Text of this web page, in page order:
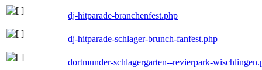
dj-hitparade-branchenfest.php
dj-hitparade-schlager-brunch-fanfest.php
dortmunder-schlagergarten--revierpark-